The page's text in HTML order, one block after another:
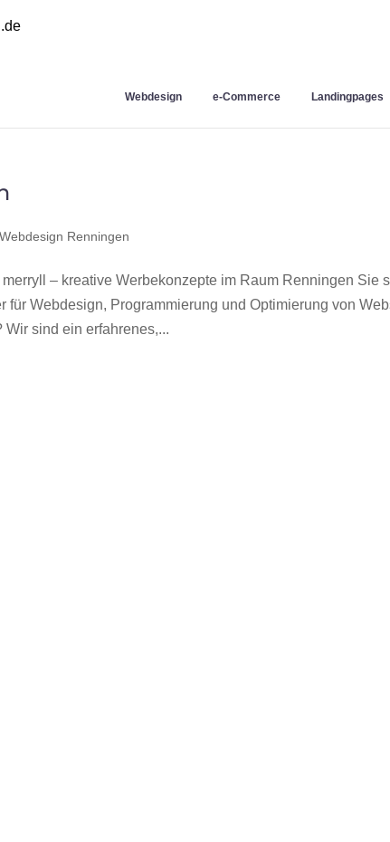
Webdesign e-Commerce Landingpages
Webdesign Renningen
– kreative Werbekonzepte im Raum Renningen Sie
für Webdesign, Programmierung und Optimierung von
sind ein erfahrenes,...